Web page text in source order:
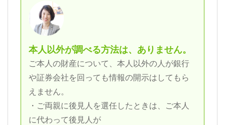
本人以外が調べる方法は、ありません。
ご本人の財産について、本人以外の人が銀行
や証券会社を回っても情報の開示はしてもら
えません。
・ご両親に後見人を選任したときは、ご本人
に代わって後見人が